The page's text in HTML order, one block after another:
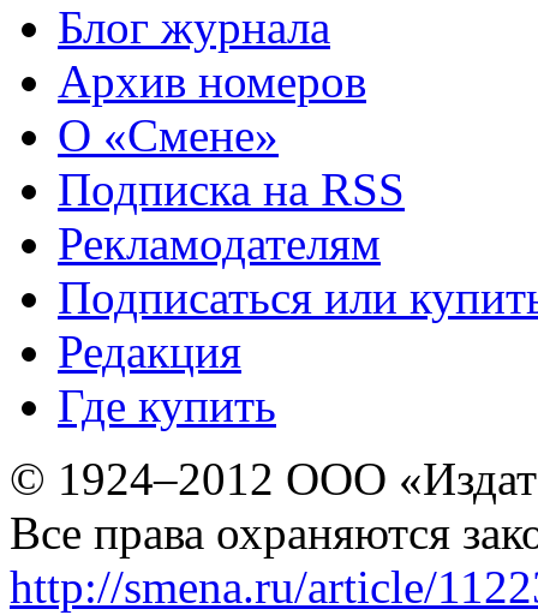
Блог журнала
Архив номеров
О «Смене»
Подписка на RSS
Рекламодателям
Подписаться или
Редакция
Где купить
© 1924–2012 ООО
Все права охраняются
http://smena.ru/article/